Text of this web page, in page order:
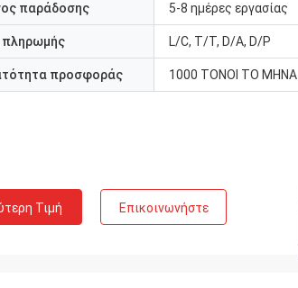
παράδοσης 5-8 ημέρες εργασίας
πληρωμής L/C, T/T, D/A, D/P
προσφοράς 1000 ΤΟΝΟΙ ΤΟ ΜΗΝΑ
Τιμή Επικοινωνήστε